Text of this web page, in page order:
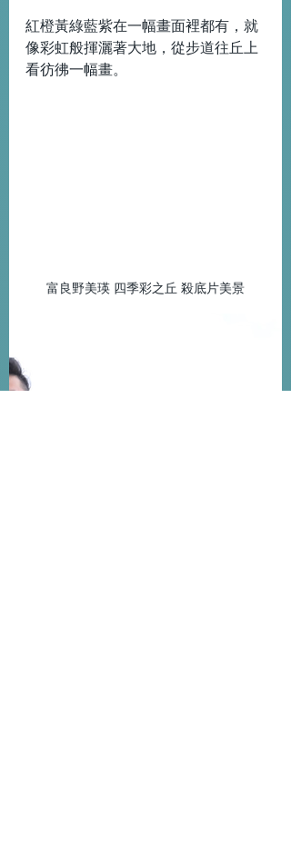
紅橙黃綠藍紫在一幅畫面裡都有，就
像彩虹般揮灑著大地，從步道往丘上
看彷彿一幅畫。
富良野美瑛 四季彩之丘 殺底片美景